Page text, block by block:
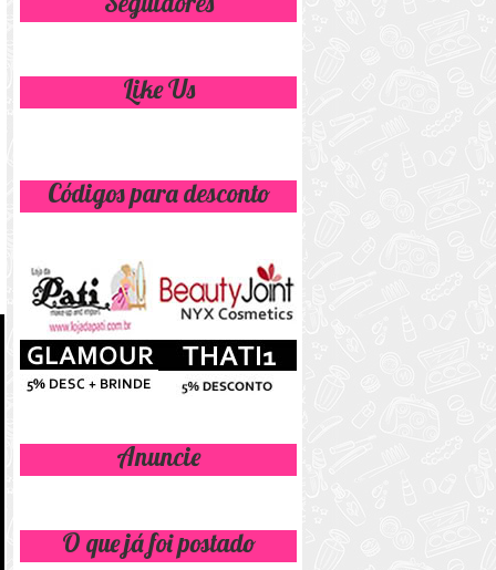
Like Us
Códigos para desconto
Anuncie
O que já foi postado